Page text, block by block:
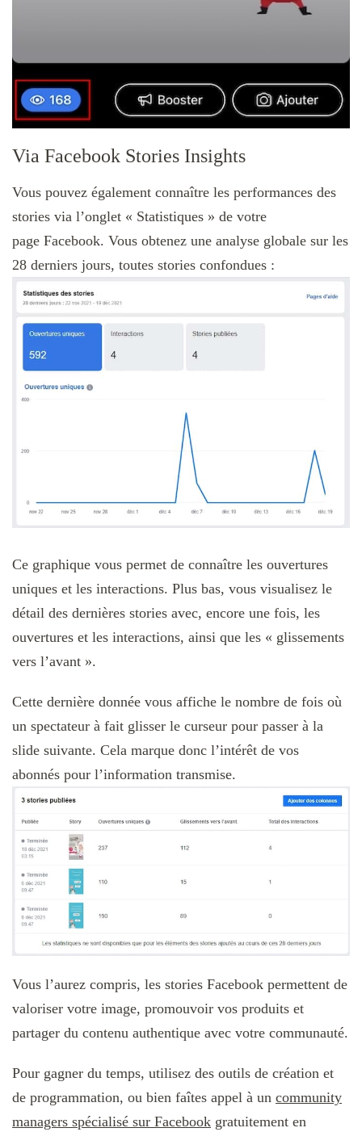
Via Facebook Stories Insights
Vous pouvez également connaître les performances des
stories via l’onglet « Statistiques » de votre
page Facebook. Vous obtenez une analyse globale sur les
28 derniers jours, toutes stories confondues :
Ce graphique vous permet de connaître les ouvertures
uniques et les interactions. Plus bas, vous visualisez le
détail des dernières stories avec, encore une fois, les
ouvertures et les interactions, ainsi que les « glissements
vers l’avant ».
Cette dernière donnée vous affiche le nombre de fois où
un spectateur à fait glisser le curseur pour passer à la
slide suivante. Cela marque donc l’intérêt de vos
abonnés pour l’information transmise.
Vous l’aurez compris, les stories Facebook permettent de
valoriser votre image, promouvoir vos produits et
partager du contenu authentique avec votre communauté.
Pour gagner du temps, utilisez des outils de création et
de programmation, ou bien faîtes appel à un community
managers spécialisé sur Facebook gratuitement en